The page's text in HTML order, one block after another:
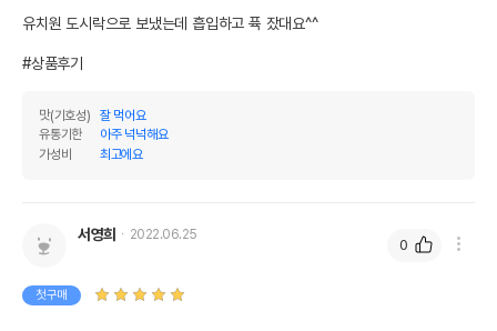
조섬유질
조회분
인 0.6%
유치원 도시락으로 보냈는데 흡입하고 퓩 잤대요^^
#상품후기
맛(기호성)
잘 먹어요
유통기한
아주 넉넉해요
가성비
최고에요
서영희 2022.06.25
첫구매
0